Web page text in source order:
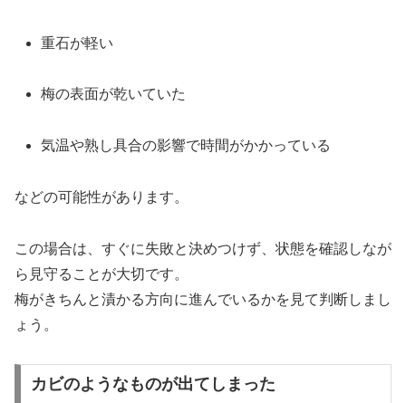
重石が軽い
梅の表面が乾いていた
気温や熟し具合の影響で時間がかかっている
などの可能性があります。
この場合は、すぐに失敗と決めつけず、状態を確認しなが
ら見守ることが大切です。
梅がきちんと漬かる方向に進んでいるかを見て判断しまし
ょう。
カビのようなものが出てしまった